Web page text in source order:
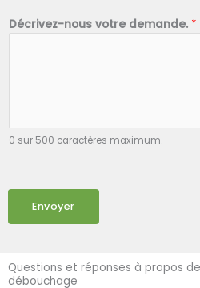
Décrivez-nous votre demande. *
0 sur 500 caractères maximum.
Envoyer
Questions et réponses à propos
débouchage